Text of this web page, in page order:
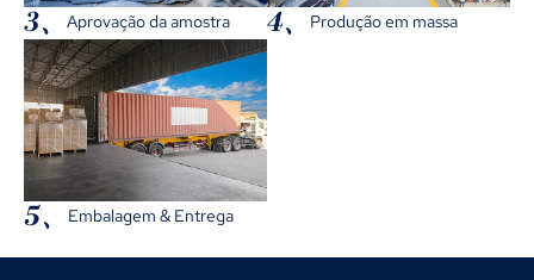
3、 Aprovação da amostra 4、 Produção em massa
5、 Embalagem & Entrega